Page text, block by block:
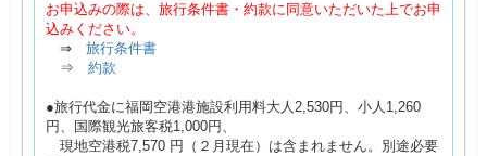
お申込みの際は、旅行条件書・約款に同意いただいた上でお申
込みください。
⇒ 旅行条件書
⇒ 約款
●旅行代金に福岡空港港施設利用料大人2,530円、小人1,260
円、国際観光旅客税1,000円、
現地空港税7,570 円（２月現在）は含まれません。別途必要